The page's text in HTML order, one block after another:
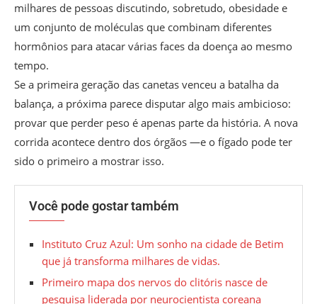
milhares de pessoas discutindo, sobretudo, obesidade e
um conjunto de moléculas que combinam diferentes
hormônios para atacar várias faces da doença ao mesmo
tempo.
Se a primeira geração das canetas venceu a batalha da
balança, a próxima parece disputar algo mais ambicioso:
provar que perder peso é apenas parte da história. A nova
corrida acontece dentro dos órgãos —e o fígado pode ter
sido o primeiro a mostrar isso.
Você pode gostar também
Instituto Cruz Azul: Um sonho na cidade de Betim
que já transforma milhares de vidas.
Primeiro mapa dos nervos do clitóris nasce de
pesquisa liderada por neurocientista coreana